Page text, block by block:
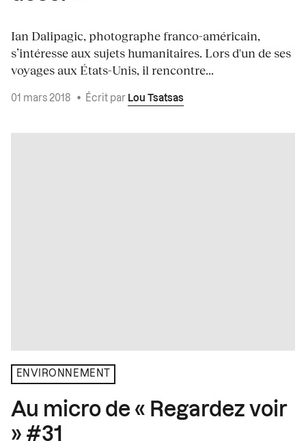
Ian Dalipagic, photographe franco-américain,
s’intéresse aux sujets humanitaires. Lors d'un de ses
voyages aux États-Unis, il rencontre...
01 mars 2018 • Écrit par Lou Tsatsas
ENVIRONNEMENT
Au micro de « Regardez voir
» #31